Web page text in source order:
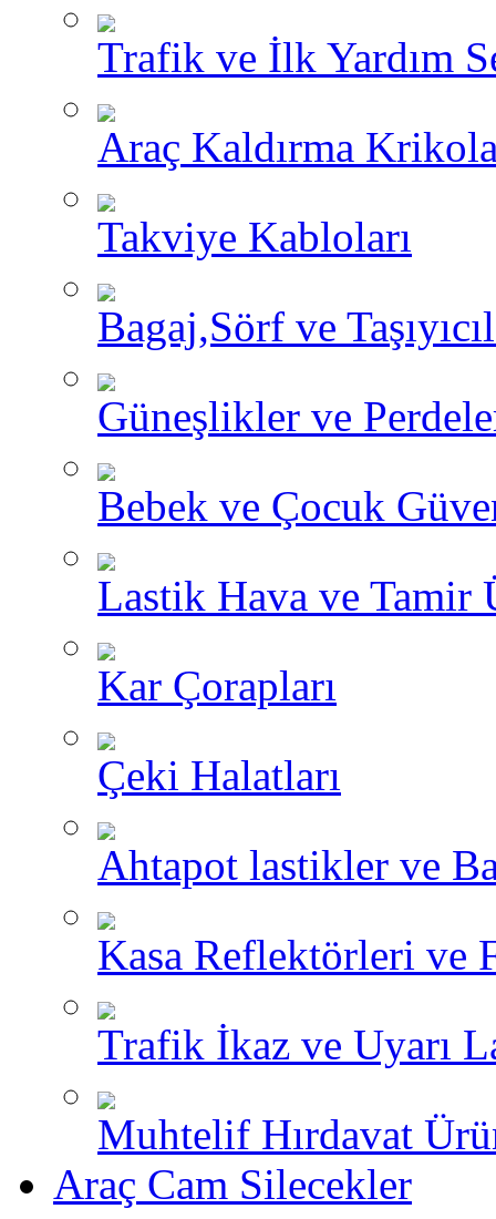
Trafik ve İlk Yardım
Araç Kaldırma
Takviye Kabloları
Bagaj,Sörf ve
Güneşlikler ve
Bebek ve Çocuk
Lastik Hava ve Tamir
Kar Çorapları
Çeki Halatları
Ahtapot lastikler ve
Kasa Reflektörleri ve
Trafik İkaz ve Uyarı
Muhtelif Hırdavat
Araç Cam Silecekler